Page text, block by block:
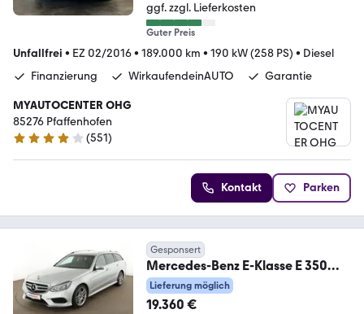
ggf. zzgl. Lieferkosten
Guter Preis
Unfallfrei • EZ 02/2016• 189.000 km • 190 kW (258 PS) • Diesel
Finanzierung
WirkaufendeinAUTO Garantie
MYAUTOCENTER OHG
85276 Pfaffenhofen
4.2 Sterne
(551)
Kontakt Parken
Gesponsert
Mercedes-Benz E-Klasse E 350
CDI T 4Matic BlueTEC Avantgarde
Lieferung möglich
19.360 €